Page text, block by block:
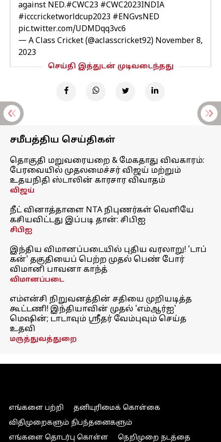
against NED.#CWC23 #CWC2023INDIA
#icccricketworldcup2023 #ENGvsNED
pic.twitter.com/UDMDqq3vc6
— A Class Cricket (@aclasscricket92) November 8,
2023
செய்தி இத்துடன் முடிவடைந்தது
சமீபத்திய செய்திகள்
தொகுதி மறுவரையறை & மேகதாது விவகாரம்:
பேரவையில் முதலமைச்சர் விஜய் மற்றும்
உதயநிதி ஸ்டாலின் காரசார விவாதம்
விஜய்
நீட் வினாத்தாளை NTA நிபுணர்கள் வெளியே
கசியவிட்டது இப்படி தான்: சிபிஐ
சிபிஐ
இந்திய விமானப்படையில் புதிய வரலாறு! 'டாப்
கன்' தகுதியைப் பெற்ற முதல் பெண் போர்
விமானி பாவனா காந்த்
விமானப்படை
எம்என்சி நிறுவனத்தின் சதியை முறியடித்த
கூட்டணி! இந்தியாவின் முதல் 'எம்ஆர்ஐ'
மெஷின்; டாடாவும் ஸ்ரீதர் வேம்புவும் செய்த
உதவி
மருத்துவத்துறை
எங்களை பற்றி
தனியுரிமைக் கொள்கை
விதிமுறைகளும் நிபந்தனைகளும்
எங்களை தொடர்பு கொள்ள
நெறிமுறை நடத்தை